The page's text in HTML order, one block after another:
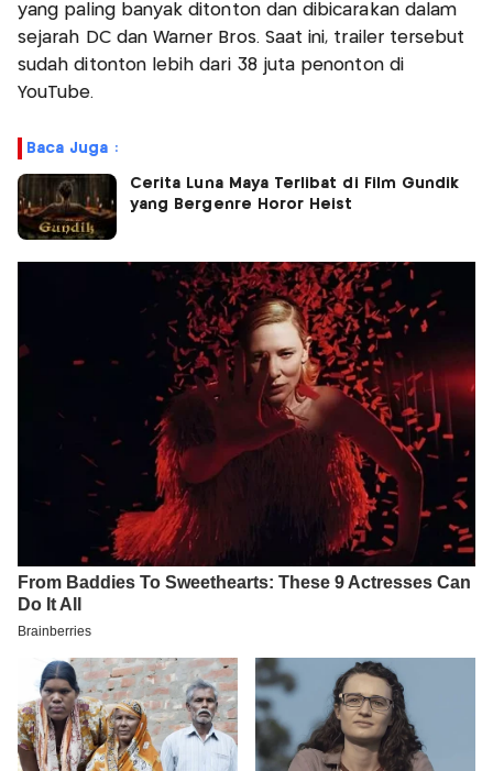
yang paling banyak ditonton dan dibicarakan dalam
sejarah DC dan Warner Bros. Saat ini, trailer tersebut
sudah ditonton lebih dari 38 juta penonton di
YouTube.
Baca Juga :
Cerita Luna Maya Terlibat di Film Gundik
yang Bergenre Horor Heist